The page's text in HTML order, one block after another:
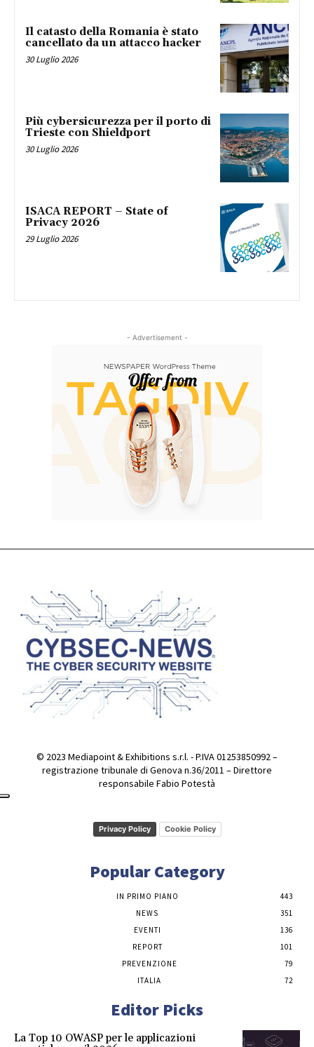
Il catasto della Romania è stato
cancellato da un attacco hacker
30 Luglio 2026
Più cybersicurezza per il porto di
Trieste con Shieldport
30 Luglio 2026
ISACA REPORT – State of
Privacy 2026
29 Luglio 2026
- Advertisement -
© 2023 Mediapoint & Exhibitions s.r.l. - P.IVA 01253850992 –
registrazione tribunale di Genova n.36/2011 – Direttore
responsabile Fabio Potestà
Privacy Policy Cookie Policy
Popular Category
IN PRIMO PIANO
443
NEWS
351
EVENTI
136
REPORT
101
PREVENZIONE
79
ITALIA
72
Editor Picks
La Top 10 OWASP per le applicazioni